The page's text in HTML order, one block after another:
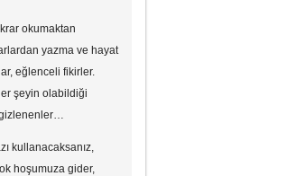
okumaktan
yazma ve hayat
eğlenceli fikirler.
şeyin olabildiği
kullanacaksanız,
hoşumuza gider,